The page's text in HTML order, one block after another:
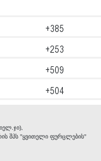
+385
+253
+509
+504
შპს "ყვითელი ფურცლების"